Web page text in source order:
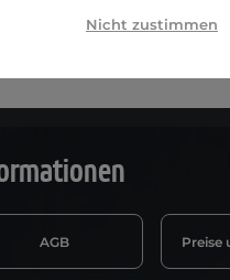
AGB Preise
Nicht zustimmen